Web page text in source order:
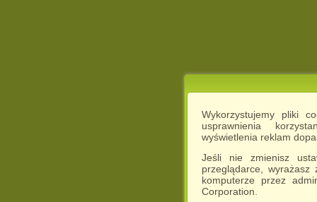
Wykorzystujemy pliki
usprawnienia
wyświetlenia reklam
Jeśli nie zmienisz
przeglądarce,
komputerze przez
Corporation.